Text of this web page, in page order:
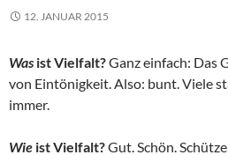
12. JANUAR 2015
Was ist Vielfalt?Ganz einfach: Das
von Eintönigkeit. Also: bunt. Viele
immer.
Wie ist Vielfalt?Gut. Schön.